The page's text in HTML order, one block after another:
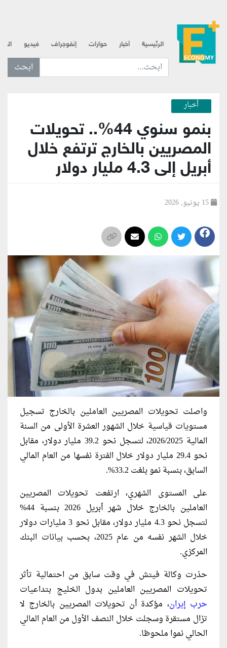
الرئيسية أخبار حوارات إنفوجراف فيديو
ابحث عن... :
أخبار
بنمو سنوي 44%.. تحويلات
المصريين بالخارج ترتفع خلال
أبريل إلى 4.3 مليار دولار
واصلت تحويلات المصريين العاملين بالخارج تسجيل
مستويات قياسية خلال الشهور العشرة الأولى من السنة
المالية 2026/2025، لتسجل نحو 39.2 مليار دولار، مقابل
نحو 29.4 مليار دولار خلال الفترة نفسها من العام المالي
السابق، بنسبة نمو بلغت 33.2%.
على المستوى الشهري، ارتفعت تحويلات المصريين
العاملين بالخارج خلال شهر أبريل 2026 بنسبة 44%
لتسجل نحو 4.3 مليار دولار، مقابل نحو 3 مليارات دولار
خلال الشهر نفسه من عام 2025، بحسب بيانات البنك
المركزي.
حذرت وكالة فيتش في وقت سابق من احتمالية تأثر
تحويلات المصريين العاملين بدول الخليج بتداعيات
حرب إيران، مؤكدة أن تحويلات المصريين بالخارج لا
تزال مستقرة وسجلت خلال النصف الأول من العام المالي
الحالي نموا ملحوظا.